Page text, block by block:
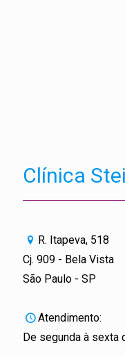
Clínica
R. Itapeva, 518
Cj. 909 - Bela Vista
São Paulo - SP
Atendimento:
De segunda à sexta